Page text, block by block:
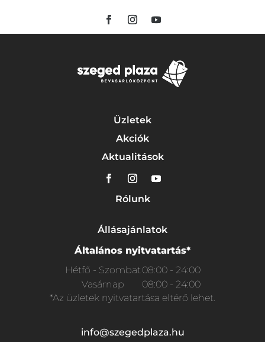
Üzletek
Akciók
Aktualitások
Rólunk
Állásajánlatok
Általános nyitvatartás*
Hétfő - Szombat 08:00 - 24:00
Vasárnap
08:00 - 24:00
*Az üzletek nyitvatartása eltérő lehet.
info@szegedplaza.hu